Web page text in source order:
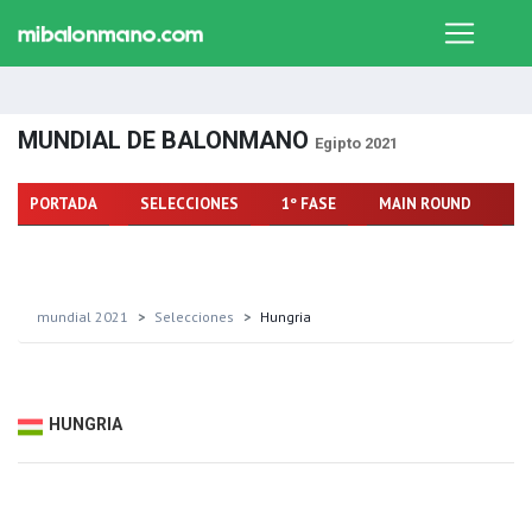
MUNDIAL DE BALONMANO Egipto 2021
PORTADA SELECCIONES 1º FASE MAIN ROUND
mundial 2021 Selecciones Hungria
HUNGRIA